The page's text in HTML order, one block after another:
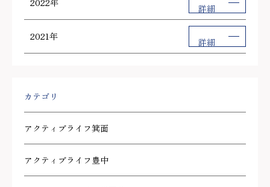
2022年 詳細
2021年 詳細
カテゴリ
アクティブライフ箕面
アクティブライフ豊中